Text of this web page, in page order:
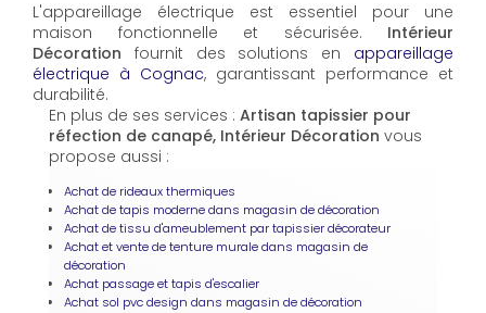
L'appareillage électrique est essentiel pour une
maison fonctionnelle et sécurisée. Intérieur
Décoration fournit des solutions en appareillage
électrique à Cognac, garantissant performance et
durabilité.
En plus de ses services : Artisan tapissier pour
réfection de canapé, Intérieur Décoration vous
propose aussi :
Achat de rideaux thermiques
Achat de tapis moderne dans magasin de décoration
Achat de tissu d'ameublement par tapissier décorateur
Achat et vente de tenture murale dans magasin de
décoration
Achat passage et tapis d'escalier
Achat sol pvc design dans magasin de décoration